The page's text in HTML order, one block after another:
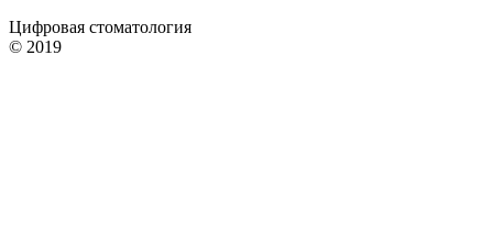
Цифровая стоматология
© 2019